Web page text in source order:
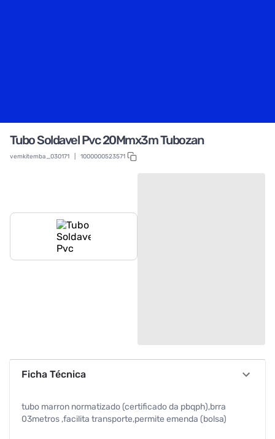
Tubo Soldavel Pvc 20Mmx3m Tubozan
vemkitemba_030171 1000000523571
Ficha Técnica
tubo marron normatizado (certificado da pbqph),brra
03metros ,facilita transporte,permite emenda (bolsa)